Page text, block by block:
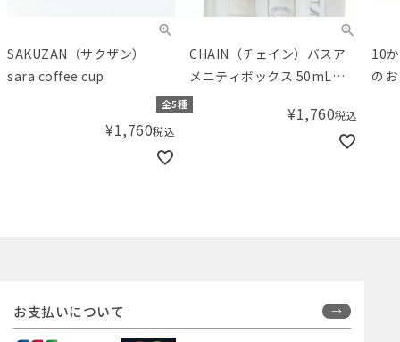
SAKUZAN（サクザン）
sara coffee cup
全5種
¥1,760税込
CHAIN（チェイン）バスア
メニティボックス 50mL／
50g
¥1,760税込
10
の
お支払いについて